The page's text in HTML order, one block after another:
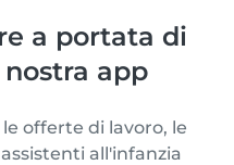
a portata di
app
offerte di lavoro, le
all'infanzia